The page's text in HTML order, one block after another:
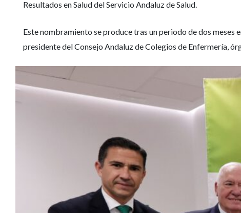
Resultados en Salud del Servicio Andaluz de Salud.
Este nombramiento se produce tras un periodo de dos meses
presidente del Consejo Andaluz de Colegios de Enfermería,